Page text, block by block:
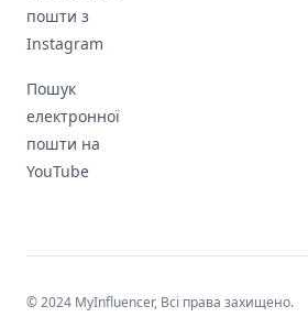
пошти з
Instagram
Пошук
електронної
пошти на
YouTube
© 2024 MyInfluencer, Всі права захищено.